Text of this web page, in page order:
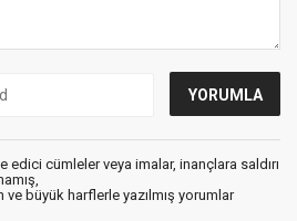
edici cümleler veya imalar, inançlara saldırı
ve büyük harflerle yazılmış yorumlar